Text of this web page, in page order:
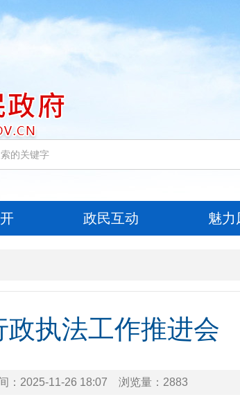
政民互动 魅力
政执法工作推进会
： 2025-11-26 18:07 浏览量： 2883